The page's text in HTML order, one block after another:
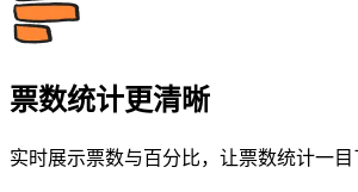
票数统计更清晰
实时展示票数与百分比，让票数统计一目